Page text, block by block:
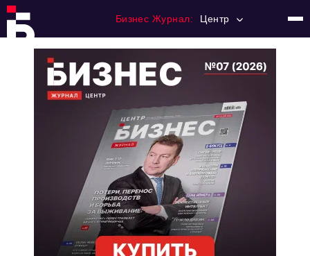
Бизнес Журнал: Центр
Регулирование
Премия "Тульский Бизнес"